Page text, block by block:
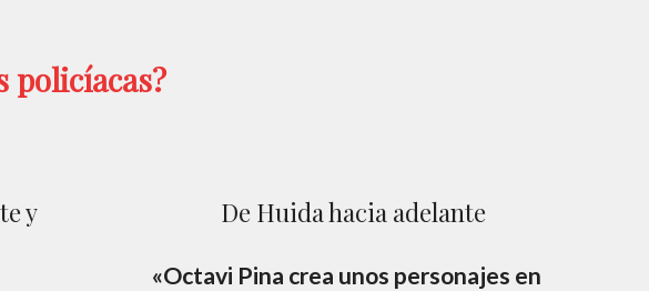
policíacas?
y
De Huida hacia adelante
«Octavi Pina crea unos personajes en